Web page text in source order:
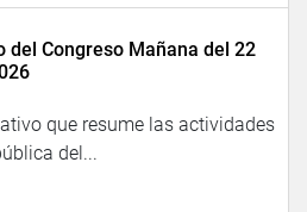
del Congreso Mañana del 22
que resume las actividades
del...